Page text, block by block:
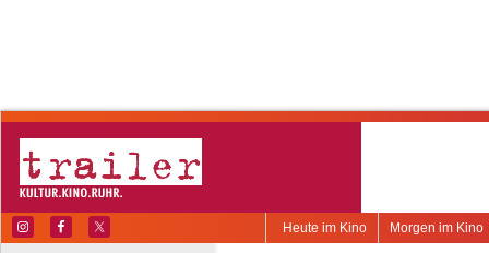
Morgen im Kino
Heute im Kino